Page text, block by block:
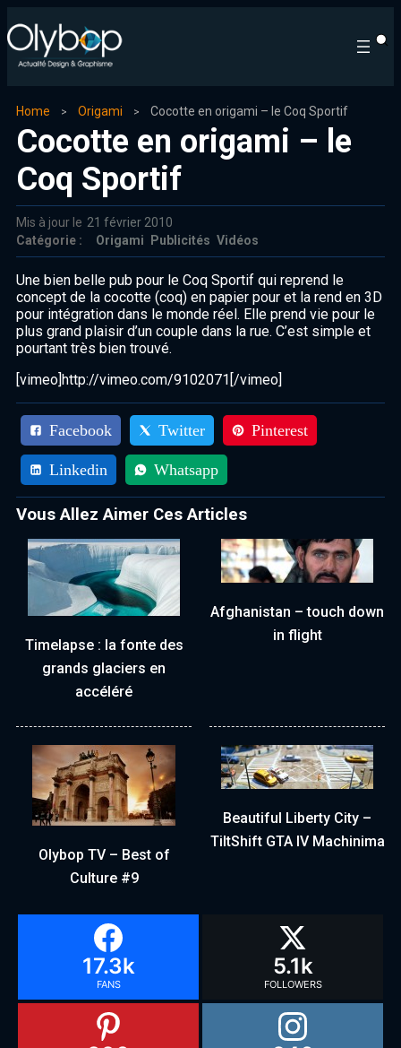
Home Origami Cocotte en origami – le Coq Sportif
Cocotte en origami – le
Coq Sportif
Mis à jour le 21 février 2010
Catégorie :
Origami Publicités Vidéos
Une bien belle pub pour le Coq Sportif qui reprend le
concept de la cocotte (coq) en papier pour et la rend en 3D
pour intégration dans le monde réel. Elle prend vie pour le
plus grand plaisir d’un couple dans la rue. C’est simple et
pourtant très bien trouvé.
[vimeo]http://vimeo.com/9102071[/vimeo]
Facebook Twitter Pinterest
Linkedin Whatsapp
Vous Allez Aimer Ces Articles
Timelapse : la fonte des
grands glaciers en
accéléré
Afghanistan – touch down
in flight
Olybop TV – Best of
Culture #9
Beautiful Liberty City –
TiltShift GTA IV Machinima
17.3k
FANS
5.1k
FOLLOWERS